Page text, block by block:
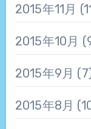
2015年11月
2015年10月
2015年9月
2015年8月